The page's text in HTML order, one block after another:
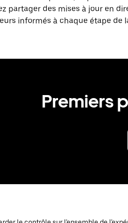
partager des mises à jour en
informés à chaque étape de
Premiers